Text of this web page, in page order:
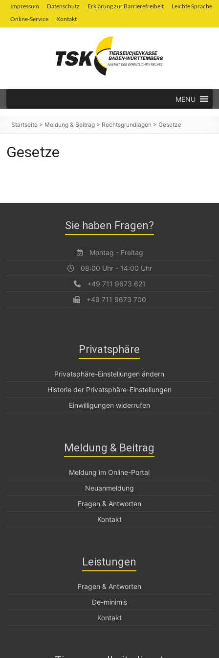
Zum
Inhalt
springen
Impressum Datenschutz Erklärung zur Barrierefreiheit
Leichte Sprache
Online-Service
Kontakt
Tierseuchenkasse
Baden-
MENU
Startseite > Meldung & Beitrag > Rechtsgrundlagen >Gesetze
Gesetze
Sie haben Fragen?
Montag - Freitag
08:00 Uhr - 14:00 Uhr
+49 711 9673 621
+49 711 9673 700
Privatsphäre
Privatsphäre-Einstellungen ändern
Historie der Privatsphäre-Einstellungen
Einwilligungen widerrufen
Meldung & Beitrag
Meldung im Online-Portal
Neuanmeldung
Fragen & Antworten
Kontakt
Leistungen
Fragen & Antworten
De-minimis
Kontakt